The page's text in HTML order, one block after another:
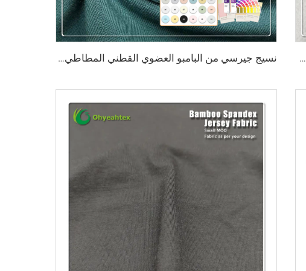
نسيج محبوك عضوي مرن ذو ملمس رائع مكوّن من 45٪ خيزران و20٪ سياسيل و29٪ سورونا و6٪ سباندكس، نسيج صديق للبيئة 2023 للاستخدام في الملابس الرياضية وتيشيرتات نسيج جيرسي من البامبو العضوي القطني المطاطي بلون النعناع الأخضر 220 جم/م² مع خصائص مضادة للبكتيريا وصديقة للبيئة للاستخدام في الملابس والملابس الرياضية